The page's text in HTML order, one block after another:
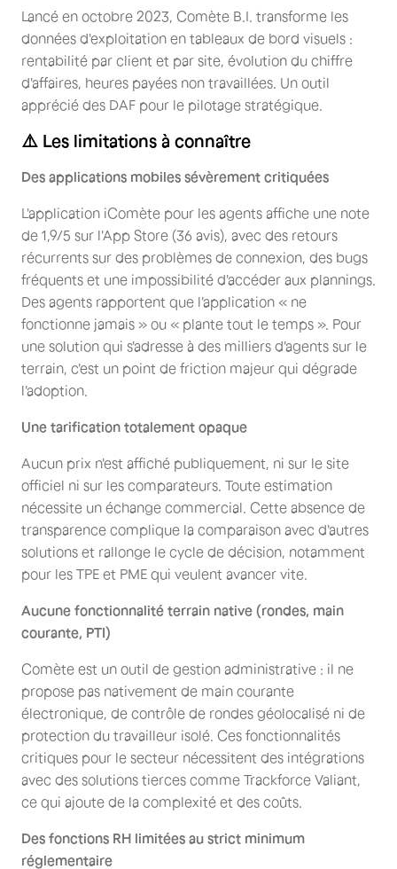
Lancé en octobre 2023, Comète B.I. transforme les
données d'exploitation en tableaux de bord visuels :
rentabilité par client et par site, évolution du chiffre
d'affaires, heures payées non travaillées. Un outil
apprécié des DAF pour le pilotage stratégique.
⚠️ Les limitations à connaître
Des applications mobiles sévèrement critiquées
L'application iComète pour les agents affiche une note
de 1,9/5 sur l'App Store (36 avis), avec des retours
récurrents sur des problèmes de connexion, des bugs
fréquents et une impossibilité d'accéder aux plannings.
Des agents rapportent que l'application « ne
fonctionne jamais » ou « plante tout le temps ». Pour
une solution qui s'adresse à des milliers d'agents sur le
terrain, c'est un point de friction majeur qui dégrade
l'adoption.
Une tarification totalement opaque
Aucun prix n'est affiché publiquement, ni sur le site
officiel ni sur les comparateurs. Toute estimation
nécessite un échange commercial. Cette absence de
transparence complique la comparaison avec d'autres
solutions et rallonge le cycle de décision, notamment
pour les TPE et PME qui veulent avancer vite.
Aucune fonctionnalité terrain native (rondes, main
courante, PTI)
Comète est un outil de gestion administrative : il ne
propose pas nativement de main courante
électronique, de contrôle de rondes géolocalisé ni de
protection du travailleur isolé. Ces fonctionnalités
critiques pour le secteur nécessitent des intégrations
avec des solutions tierces comme Trackforce Valiant,
ce qui ajoute de la complexité et des coûts.
Des fonctions RH limitées au strict minimum
réglementaire